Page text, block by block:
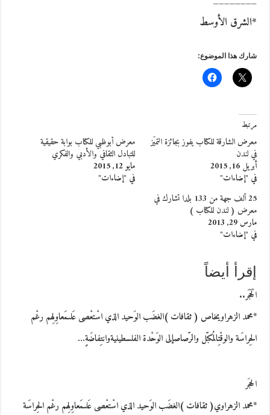
*الشرق الأوسط
شارك هذا الموضوع:
مرتبط
معرض الشارقة للكتاب يفوز بجائزة التميّز
في لندن
أبريل 16, 2015
في "إضاءات"
معرض أبوظبي للكتاب بوابة حقيقية
للتبادل الثقافي والأدبي والفكري
مايو 12, 2015
في "إضاءات"
25 ألف جهة من 133 بلدا تشارك في
معرض ( لندن للكتاب )
مارس 29, 2013
في "إضاءات"
إقرأ أيضاً
الْحَجَر..
*محمد الزهراويخاص ( ثقافات )الغضَب الوَحيد الذي اسْتعْصى عَلىمَعاوِلِهم رغْم
الحِراسَة والوقْتِالمُكبّل والرّصاصإلى الوَحْدة الفلسطينيةوانتِفاضَةٍ…
الحجَر
*محمد الزهراوي( ثقافات )الغضَب الوَحيد الذي اسْتعْصى عَلىمَعاوِلِهم رغْم الحِراسَة